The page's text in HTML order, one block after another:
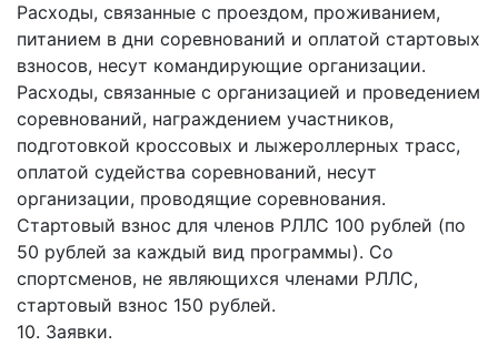
Расходы, связанные с проездом, проживанием,
питанием в дни соревнований и оплатой стартовых
взносов, несут командирующие организации.
Расходы, связанные с организацией и проведением
соревнований, награждением участников,
подготовкой кроссовых и лыжероллерных трасс,
оплатой судейства соревнований, несут
организации, проводящие соревнования.
Стартовый взнос для членов РЛЛС 100 рублей (по
50 рублей за каждый вид программы). Со
спортсменов, не являющихся членами РЛЛС,
стартовый взнос 150 рублей.
10. Заявки.